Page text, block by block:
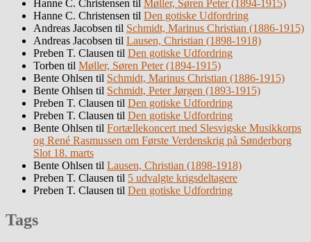
Hanne C. Christensen til
Møller, Søren Peter (1894-1915)
Hanne C. Christensen til Den gotiske Udfordring
Andreas Jacobsen til Schmidt, Marinus Christian (1886-1915)
Andreas Jacobsen til Lausen, Christian (1898-1918)
Preben T. Clausen til Den gotiske Udfordring
Torben til Møller, Søren Peter (1894-1915)
Bente Ohlsen til Schmidt, Marinus Christian (1886-1915)
Bente Ohlsen til Schmidt, Peter Jørgen (1893-1915)
Preben T. Clausen til Den gotiske Udfordring
Preben T. Clausen til Den gotiske Udfordring
Bente Ohlsen til Fortællekoncert med Slesvigske Musikkorps
og René Rasmussen om Første Verdenskrig på Sønderborg
Slot 18. marts
Bente Ohlsen til Lausen, Christian (1898-1918)
Preben T. Clausen til 5 udvalgte krigsdeltagere
Preben T. Clausen til Den gotiske Udfordring
Tags